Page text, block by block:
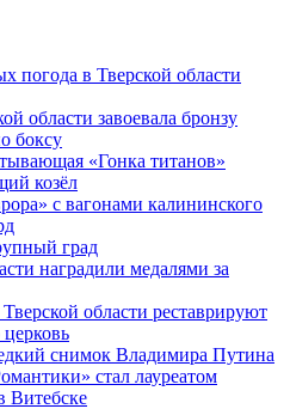
погода в Тверской области
области завоевала бронзу
боксу
«Гонка титанов»
козёл
с вагонами калининского
град
наградили медалями за
области реставрируют
снимок Владимира Путина
стал лауреатом
Витебске